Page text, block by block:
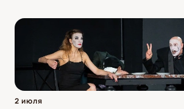
2 июля